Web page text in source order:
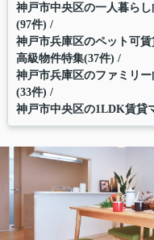
神戸市中央区の一人暮ら
(97件)
神戸市兵庫区のペット可
高級物件特集(37件)
神戸市兵庫区のファミリ
(33件)
神戸市中央区の1LDK賃貸